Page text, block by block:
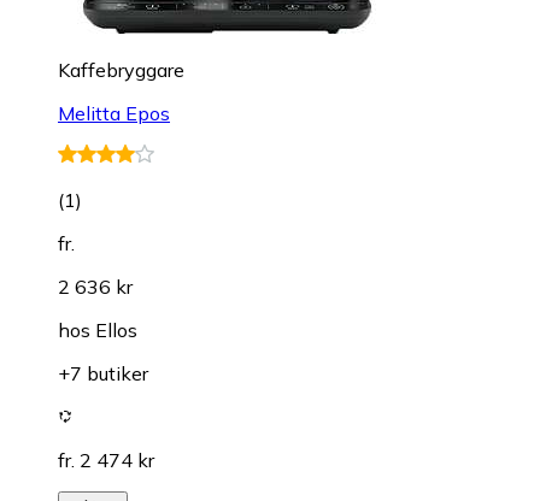
Kaffebryggare
Melitta Epos
(1)
fr.
2 636 kr
hos Ellos
+7 butiker
fr. 2 474 kr